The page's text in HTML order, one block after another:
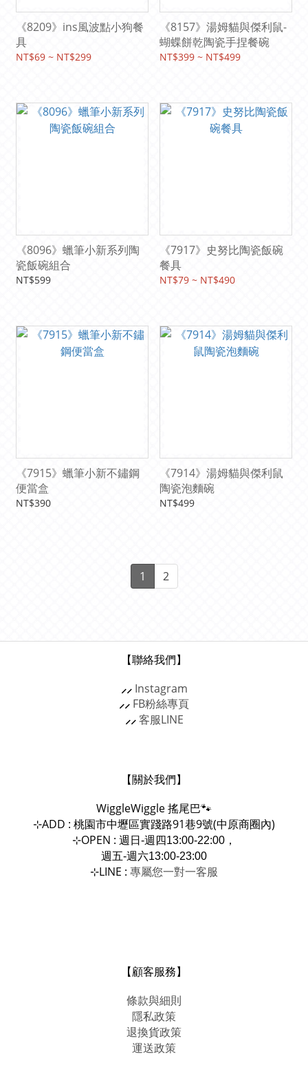
《8209》ins風波點小狗餐
具
NT$69 ~ NT$299
《8157》湯姆貓與傑利鼠-
蝴蝶餅乾陶瓷手捏餐碗
NT$399 ~ NT$499
《8096》蠟筆小新系列陶
瓷飯碗組合
NT$599
《7917》史努比陶瓷飯碗
餐具
NT$79 ~ NT$490
《7915》蠟筆小新不鏽鋼
便當盒
NT$390
《7914》湯姆貓與傑利鼠
陶瓷泡麵碗
NT$499
1 2
【聯絡我們】
⸝⸝ Instagram
⸝⸝ FB粉絲專頁
⸝⸝客服LINE
【關於我們】
WiggleWiggle搖尾巴🐾
⊹ADD : 桃園市中壢區實踐路91巷9號(中原商圈內)
⊹OPEN : 週日-週四13:00-22:00，
週五-週六13:00-23:00
⊹LINE : 專屬您一對一客服
【顧客服務】
條款與細則
隱私政策
退換貨政策
運送政策